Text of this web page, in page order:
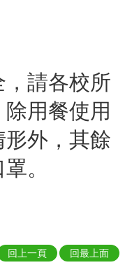
請各校所
用餐使用
形外，其餘
。
回上一頁 回最上面